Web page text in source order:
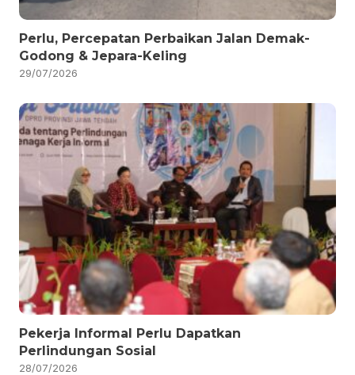
Perlu, Percepatan Perbaikan Jalan Demak-
Godong & Jepara-Keling
29/07/2026
Pekerja Informal Perlu Dapatkan
Perlindungan Sosial
28/07/2026